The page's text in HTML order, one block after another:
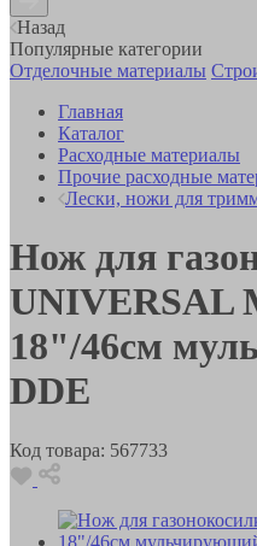
Назад
Популярные категории
Отделочные материалы
Главная
Каталог
Расходные материалы
Прочие расходные
Лески, ножи для
Нож для
UNIVERSAL
18"/46см
DDE
Код товара: 567733